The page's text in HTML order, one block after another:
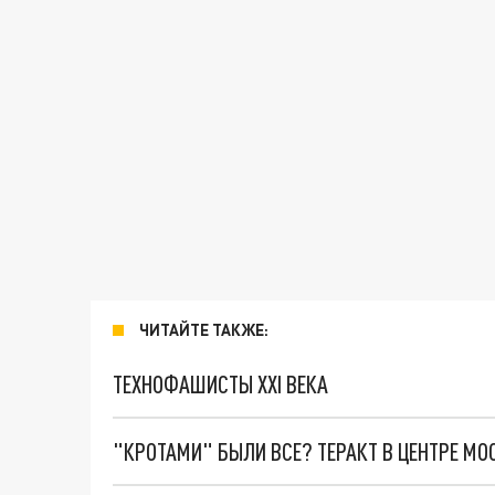
ЧИТАЙТЕ ТАКЖЕ:
ТЕХНОФАШИСТЫ XXI ВЕКА
"КРОТАМИ" БЫЛИ ВСЕ? ТЕРАКТ В ЦЕНТРЕ